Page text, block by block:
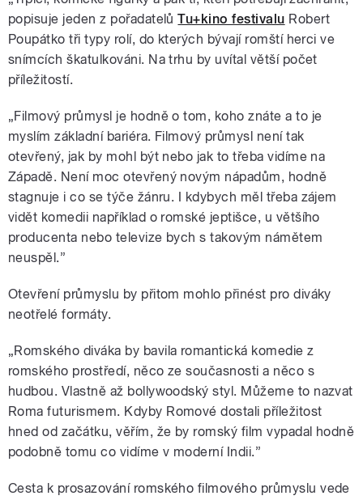
popisuje jeden z pořadatelůTu+kino festivalu Robert
Poupátko tři typy rolí, do kterých bývají romští herci ve
snímcích škatulkováni. Na trhu by uvítal větší počet
příležitostí.
„Filmový průmysl je hodně o tom, koho znáte a to je
myslím základní bariéra. Filmový průmysl není tak
otevřený, jak by mohl být nebo jak to třeba vidíme na
Západě. Není moc otevřený novým nápadům, hodně
stagnuje i co se týče žánru. I kdybych měl třeba zájem
vidět komedii například o romské jeptišce, u většího
producenta nebo televize bych s takovým námětem
neuspěl.”
Otevření průmyslu by přitom mohlo přinést pro diváky
neotřelé formáty.
„Romského diváka by bavila romantická komedie z
romského prostředí, něco ze současnosti a něco s
hudbou. Vlastně až bollywoodský styl. Můžeme to nazvat
Roma futurismem. Kdyby Romové dostali příležitost
hned od začátku, věřím, že by romský film vypadal hodně
podobně tomu co vidíme v moderní Indii.”
Cesta k prosazování romského filmového průmyslu vede